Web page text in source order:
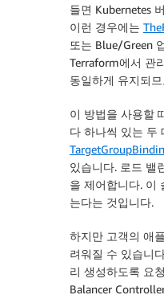
들면 Kubernetes
이런 경우에는
또는 Blue/Green
Terraform에서 관
동일하게 유지되
이 방법을 사용할
다 하나씩 있는 두
있습니다. 로드 밸
을 제어합니다. 이
는다는 것입니다.
하지만 고객의 애
려워질 수 있습니
리 생성하도록 요
Balancer